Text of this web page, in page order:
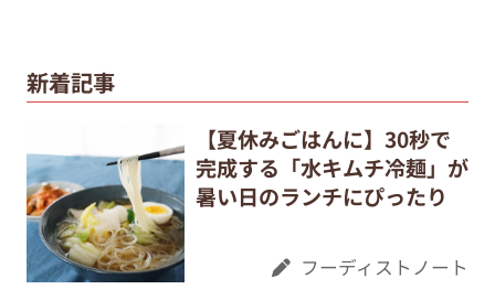
新着記事
【夏休みごはんに】30秒で
完成する「水キムチ冷麺」が
暑い日のランチにぴったり
フーディストノート